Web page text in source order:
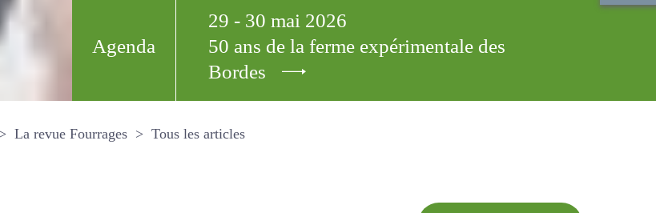
Agenda
29 - 30 mai 2026
50 ans de la ferme expérimentale des
Bordes
La revue Fourrages Tous les articles